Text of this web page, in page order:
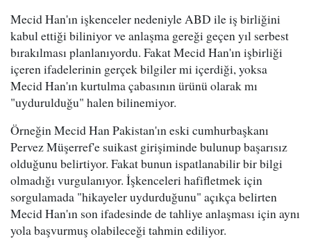
Mecid Han'ın işkenceler nedeniyle ABD ile iş birliğini
kabul ettiği biliniyor ve anlaşma gereği geçen yıl serbest
bırakılması planlanıyordu. Fakat Mecid Han'ın işbirliği
içeren ifadelerinin gerçek bilgiler mi içerdiği, yoksa
Mecid Han'ın kurtulma çabasının ürünü olarak mı
"uydurulduğu" halen bilinemiyor.
Örneğin Mecid Han Pakistan'ın eski cumhurbaşkanı
Pervez Müşerref'e suikast girişiminde bulunup başarısız
olduğunu belirtiyor. Fakat bunun ispatlanabilir bir bilgi
olmadığı vurgulanıyor. İşkenceleri hafifletmek için
sorgulamada "hikayeler uydurduğunu" açıkça belirten
Mecid Han'ın son ifadesinde de tahliye anlaşması için aynı
yola başvurmuş olabileceği tahmin ediliyor.